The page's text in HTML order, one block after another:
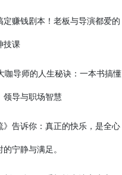
定赚钱剧本！老板与导演都爱的
技课
咖导师的人生秘诀：一本书搞懂
领导与职场智慧
》告诉你：真正的快乐，是全心
的宁静与满足。